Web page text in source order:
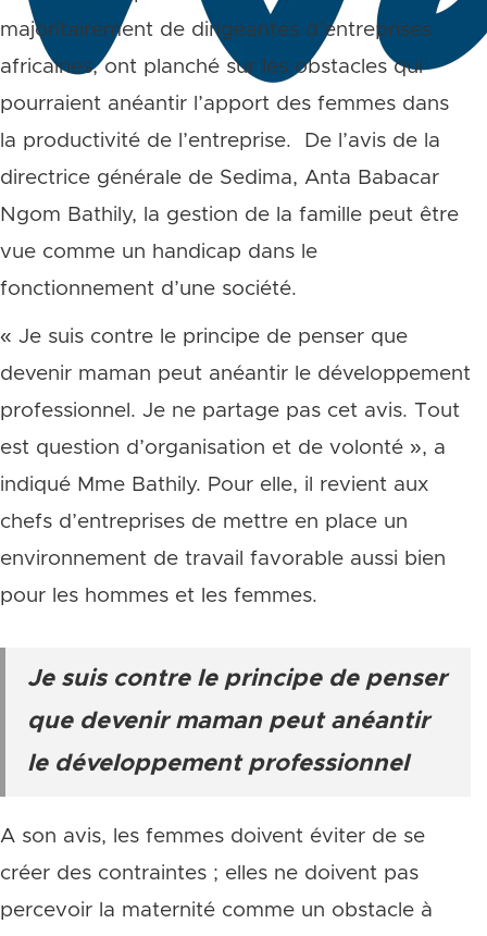
majoritairement de dirigeantes d’entreprises
africaines, ont planché sur les obstacles qui
pourraient anéantir l’apport des femmes dans
la productivité de l’entreprise. De l’avis de la
directrice générale de Sedima, Anta Babacar
Ngom Bathily, la gestion de la famille peut être
vue comme un handicap dans le
fonctionnement d’une société.
« Je suis contre le principe de penser que
devenir maman peut anéantir le développement
professionnel. Je ne partage pas cet avis. Tout
est question d’organisation et de volonté », a
indiqué Mme Bathily. Pour elle, il revient aux
chefs d’entreprises de mettre en place un
environnement de travail favorable aussi bien
pour les hommes et les femmes.
Je suis contre le principe de penser
que devenir maman peut anéantir
le développement professionnel
A son avis, les femmes doivent éviter de se
créer des contraintes ; elles ne doivent pas
percevoir la maternité comme un obstacle à